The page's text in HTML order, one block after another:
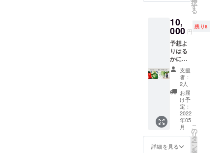
召し上
がりく
ださい
※完成次
第
（2022
年5月中
を予
定）随
時配送
いたし
ます
いたし
ます
しらす
nokke3
個＋お
礼の
メッ
セージ
のセッ
トで
す。
【備
考】 ※
送料込
※常温で
発送 ※
賞味期
限： 一
番網の
しらす
択
す
る
10,
000 円
残り8
予想よ
りはる
かに上
回る人
気ぶり
で、在
庫を切
らした
ほどの
「SEAL
CAN（
釜揚げ
しらす
支援
者：
2人
お届
け予
定：
2022
年05
月
詳細を見る
こ
の
リ
タ
ー
ン
を